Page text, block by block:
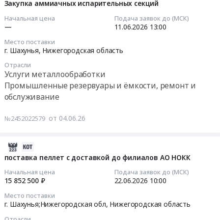
Закупка аммиачных испарительных секций
Начальная цена
—
Подача заявок до (МСК)
11.06.2026 13:00
Место поставки
г. Шахунья, Нижегородская область
Отрасли
Услуги металлообработки
Промышленные резервуары и ёмкости, ремонт и
обслуживание
№2452022579 от 04.06.26
поставка пеллет с доставкой до филиалов АО НОКК
Начальная цена
15 852 500 ₽
Подача заявок до (МСК)
22.06.2026 10:00
Место поставки
г. Шахунья;Нижегородская обл, Нижегородская область